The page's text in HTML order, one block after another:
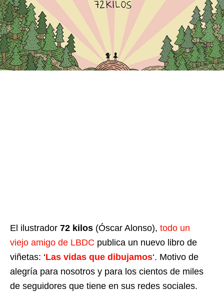
El ilustrador 72 kilos (Óscar Alonso), todo un
viejo amigo de LBDC publica un nuevo libro de
viñetas: ‘Las vidas que dibujamos‘. Motivo de
alegría para nosotros y para los cientos de miles
de seguidores que tiene en sus redes sociales.